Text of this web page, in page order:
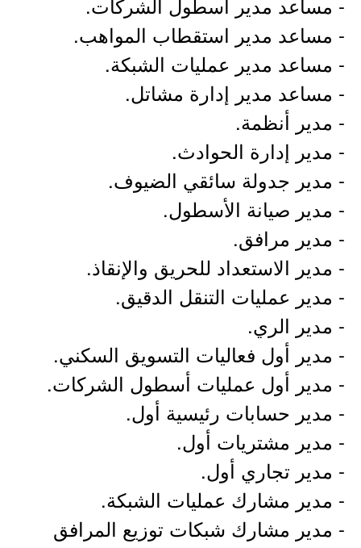
- مساعد مدير استقطاب المواهب.
- مساعد مدير عمليات الشبكة.
- مساعد مدير إدارة مشاتل.
- مدير أنظمة.
- مدير إدارة الحوادث.
- مدير جدولة سائقي الضيوف.
- مدير صيانة الأسطول.
- مدير مرافق.
- مدير الاستعداد للحريق والإنقاذ.
- مدير عمليات التنقل الدقيق.
- مدير الري.
- مدير أول فعاليات التسويق السكني.
- مدير أول عمليات أسطول الشركات.
- مدير حسابات رئيسية أول.
- مدير مشتريات أول.
- مدير تجاري أول.
- مدير مشارك عمليات الشبكة.
- مدير مشارك شبكات توزيع المرافق